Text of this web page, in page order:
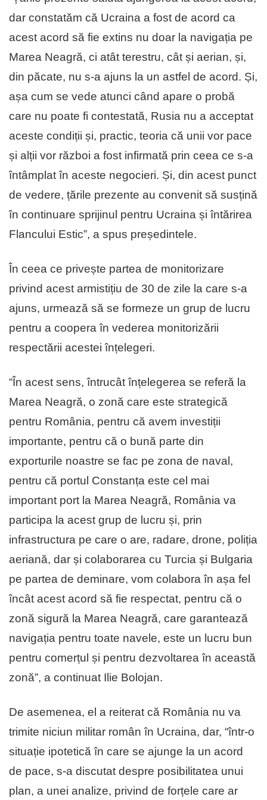
dar constatăm că Ucraina a fost de acord ca
acest acord să fie extins nu doar la navigația pe
Marea Neagră, ci atât terestru, cât și aerian, și,
din păcate, nu s-a ajuns la un astfel de acord. Și,
așa cum se vede atunci când apare o probă
care nu poate fi contestată, Rusia nu a acceptat
aceste condiții și, practic, teoria că unii vor pace
și alții vor război a fost infirmată prin ceea ce s-a
întâmplat în aceste negocieri. Și, din acest punct
de vedere, țările prezente au convenit să susțină
în continuare sprijinul pentru Ucraina și întărirea
Flancului Estic”, a spus președintele.
În ceea ce privește partea de monitorizare
privind acest armistițiu de 30 de zile la care s-a
ajuns, urmează să se formeze un grup de lucru
pentru a coopera în vederea monitorizării
respectării acestei înțelegeri.
“În acest sens, întrucât înțelegerea se referă la
Marea Neagră, o zonă care este strategică
pentru România, pentru că avem investiții
importante, pentru că o bună parte din
exporturile noastre se fac pe zona de naval,
pentru că portul Constanța este cel mai
important port la Marea Neagră, România va
participa la acest grup de lucru și, prin
infrastructura pe care o are, radare, drone, poliția
aeriană, dar și colaborarea cu Turcia și Bulgaria
pe partea de deminare, vom colabora în așa fel
încât acest acord să fie respectat, pentru că o
zonă sigură la Marea Neagră, care garantează
navigația pentru toate navele, este un lucru bun
pentru comerțul și pentru dezvoltarea în această
zonă”, a continuat Ilie Bolojan.
De asemenea, el a reiterat că România nu va
trimite niciun militar român în Ucraina, dar, “într-o
situație ipotetică în care se ajunge la un acord
de pace, s-a discutat despre posibilitatea unui
plan, a unei analize, privind de forțele care ar